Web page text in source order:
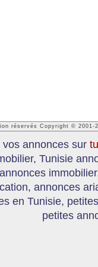
réservés Copyright © 2001-
annonces sur
Tunisie
annonces
en Tunisie,
petites